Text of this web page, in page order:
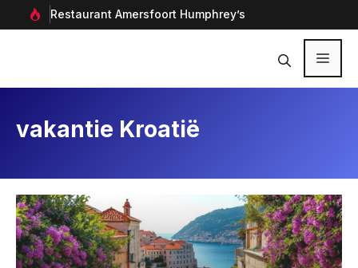
naar
Restaurant Amersfoort Humphrey’s
vakantie Kroatië